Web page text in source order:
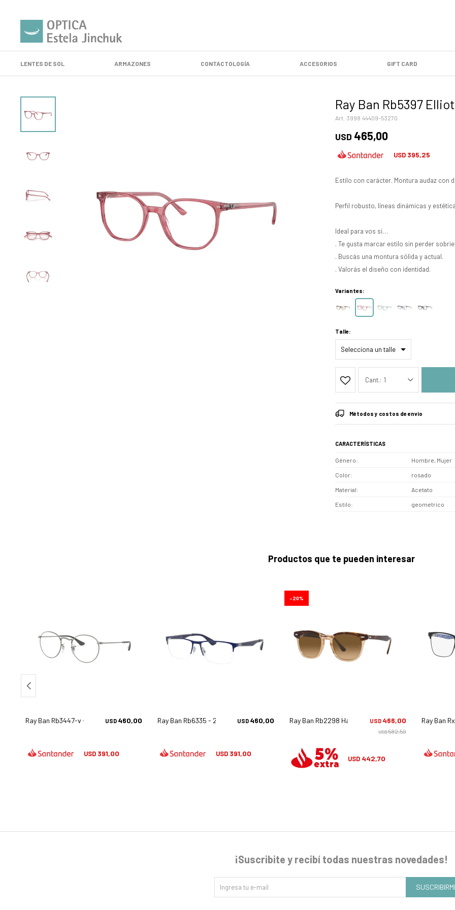
LENTES DE SOL ARMAZONES CONTACTOLOGÍA ACCESORIOS GIFT CARD
Ray Ban Rb5397
3998.44409-53270
USD 465,00
USD 395,25
Estilo con carácter. Montura audaz con
Perfil robusto, líneas dinámicas y
Ideal para vos si…
. Te gusta marcar estilo sin perder
. Buscás una montura sólida y actual.
. Valorás el diseño con identidad.
Variantes:
Talle:
1
Métodos y costos de envío
CARACTERÍSTICAS
Género Hombre, Mujer
Color rosado
Material Acetato
Estilo geometrico
Productos que te pueden interesar
Ray Ban Rb3447-v - 2620 USD 460,00
USD 391,00
Ray Ban Rb6335 - 2947 USD 460,00
USD 391,00
Ray Ban Rb2298 Hawkeye - 1292/m2
USD 466,00
USD582,50
20
USD 442,70
Ray Ban
¡Suscribite y recibí todas nuestras novedades!